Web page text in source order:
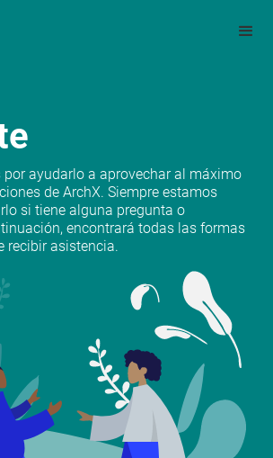
por ayudarlo a aprovechar al máximo
de ArchX. Siempre estamos
si tiene alguna pregunta o
encontrará todas las formas
recibir asistencia.